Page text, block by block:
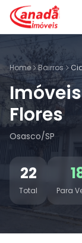
Home Bairros
Flores
Osasco/SP
22
Total Para